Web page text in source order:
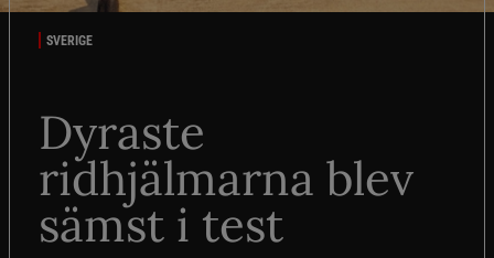
SVERIGE
Dyraste
ridhjälmarna blev
sämst i test